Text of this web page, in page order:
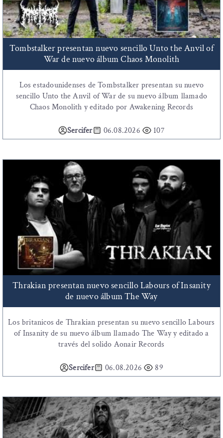
Tombstalker presentan nuevo sencillo Unto the Anvil of
War de nuevo álbum Chaos Monolith
Los estadounidenses de Tombstalker presentan su nuevo
sencillo Unto the Anvil of War de su nuevo álbum llamado
Chaos Monolith y editado por Awakening Records
Sercifer 06.08.2026 107
Thrakian presentan nuevo sencillo Labours of Insanity
de nuevo álbum The Way
Los britanicos de Thrakian presentan su nuevo sencillo Labours
of Insanity de su nuevo álbum llamado The Way y editado a
través del solido Aonair Records
Sercifer 06.08.2026 89